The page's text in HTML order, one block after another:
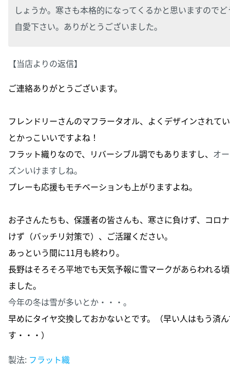
しょうか。寒さも本格的になってくるかと思いますので
自愛下さい。ありがとうございました。
【当店よりの返信】
ご連絡ありがとうございます。
フレンドリーさんのマフラータオル、 よくデザインされて
とかっこいいですよね！
フラット織りなので、リバーシブル調でもありますし、 オ
ズンいけますしね。
プレーも応援もモチベーションも上がりますよね。
お子さんたちも、保護者の皆さんも、寒さに負けず、 コロ
けず（バッチリ対策で）、ご活躍ください。
あっという間に11月も終わり。
長野はそろそろ平地でも天気予報に雪マークがあらわれる
ました。
今年の冬は雪が多いとか・・・。
早めにタイヤ交換しておかないとです。（早い人はもう済
す・・・）
製法: フラット織